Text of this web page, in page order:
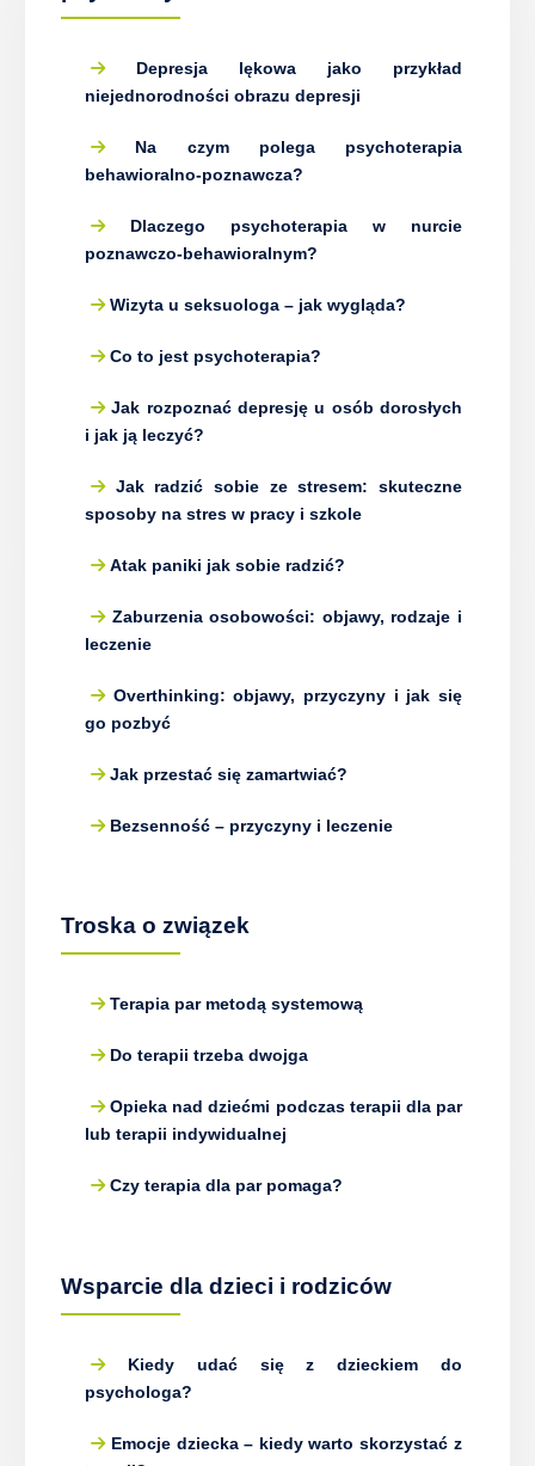
Depresja lękowa jako przykład
niejednorodności obrazu depresji
Na czym polega psychoterapia
behawioralno-poznawcza?
Dlaczego psychoterapia w nurcie
poznawczo-behawioralnym?
Wizyta u seksuologa – jak wygląda?
Co to jest psychoterapia?
Jak rozpoznać depresję u osób dorosłych
i jak ją leczyć?
Jak radzić sobie ze stresem: skuteczne
sposoby na stres w pracy i szkole
Atak paniki jak sobie radzić?
Zaburzenia osobowości: objawy, rodzaje i
leczenie
Overthinking: objawy, przyczyny i jak się
go pozbyć
Jak przestać się zamartwiać?
Bezsenność – przyczyny i leczenie
Troska o związek
Terapia par metodą systemową
Do terapii trzeba dwojga
Opieka nad dziećmi podczas terapii dla par
lub terapii indywidualnej
Czy terapia dla par pomaga?
Wsparcie dla dzieci i rodziców
Kiedy udać się z dzieckiem do
psychologa?
Emocje dziecka – kiedy warto skorzystać z